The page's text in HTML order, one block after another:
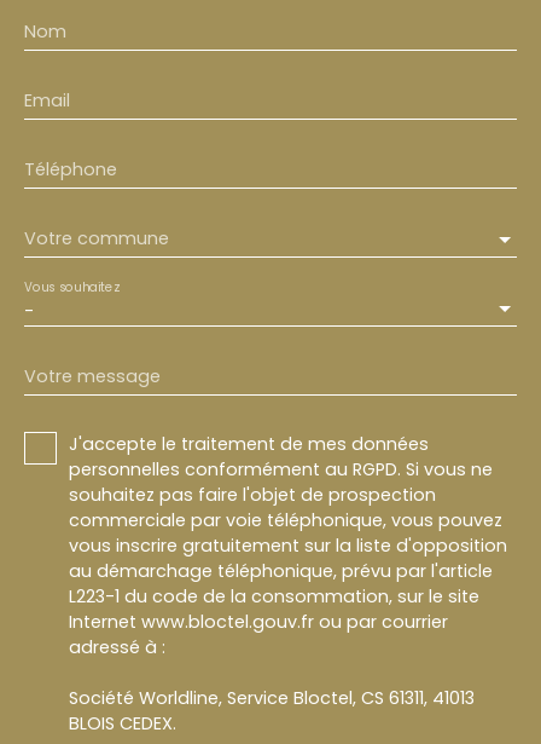
Nom
Email
Téléphone
Votre commune
-
Vous souhaitez
Votre message
J'accepte le traitement de mes données
personnelles conformément au RGPD. Si vous ne
souhaitez pas faire l'objet de prospection
commerciale par voie téléphonique, vous pouvez
vous inscrire gratuitement sur la liste d'opposition
au démarchage téléphonique, prévu par l'article
L223-1 du code de la consommation, sur le site
Internet www.bloctel.gouv.fr ou par courrier
adressé à :
Société Worldline, Service Bloctel, CS 61311, 41013
BLOIS CEDEX.